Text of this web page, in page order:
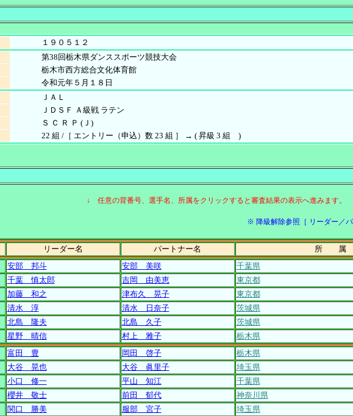
１９０５１２
第38回栃木県ダンススポーツ競技大会
栃木市西方総合文化体育館
令和元年５月１８日
ＪＡＬ
ＪＤＳＦ Ａ級戦 ラテン
Ｓ Ｃ Ｒ Ｐ (Ｊ)
22 組 /［ エントリー（申込）数 23 組 ］ → ( 昇級 3 組 )
↓ 任意の背番号、選手名、所属をクリックすると審査結果の表示へ進みます。
※ 降級解除参照［ リーダー／パ
リーダー名 パートナー名 所 属
安部 邦斗 安部 美咲 千葉県
千葉 慎太郎 吉岡 由美恵 東京都
加藤 和之 津布久 晃子 東京都
清水 淳 清水 日奈子 茨城県
北島 隆夫 北島 久子 茨城県
星野 晴信 村上 雅子 栃木県
富田 豊 岡田 啓子 栃木県
大谷 晃也 大谷 眞里子 埼玉県
小口 修一 平山 知江 千葉県
櫻井 敬士 前田 郁代 神奈川県
関口 勝美 服部 宮子 埼玉県